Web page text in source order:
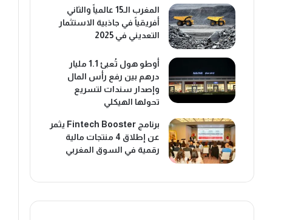
المغرب الـ15 عالمياً والثاني
أفريقياً في جاذبية الاستثمار
التعديني في 2025
أوطو هول تُعبئ 1.1 مليار
درهم بين رفع رأس المال
وإصدار سندات لتسريع
تحولها الهيكلي
برنامج Fintech Booster يثمر
عن إطلاق 4 منتجات مالية
رقمية في السوق المغربي